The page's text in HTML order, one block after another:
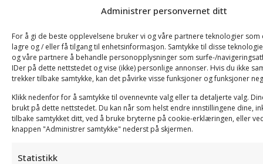
Administrer personvernet ditt
For å gi de beste opplevelsene bruker vi og våre partnere teknologier som
lagre og / eller få tilgang til enhetsinformasjon. Samtykke til disse
og våre partnere å behandle personopplysninger som surfe-/
IDer på dette nettstedet og vise (ikke) personlige annonser. Hvis du ikke
trekker tilbake samtykke, kan det påvirke visse funksjoner og funksjoner
Klikk nedenfor for å samtykke til ovennevnte valg eller ta detaljerte valg.
brukt på dette nettstedet. Du kan når som helst endre innstillingene dine,
tilbake samtykket ditt, ved å bruke bryterne på cookie-erklæringen, eller
knappen "Administrer samtykke" nederst på skjermen.
Statistikk
Smarte løsninger i Tripletex
Mobilapp
Appen
gjør
Lagerstyring
og
logistikk
Integrasjoner
Koble
sammen
Timeføring
Oppdaterte
timelister
Med